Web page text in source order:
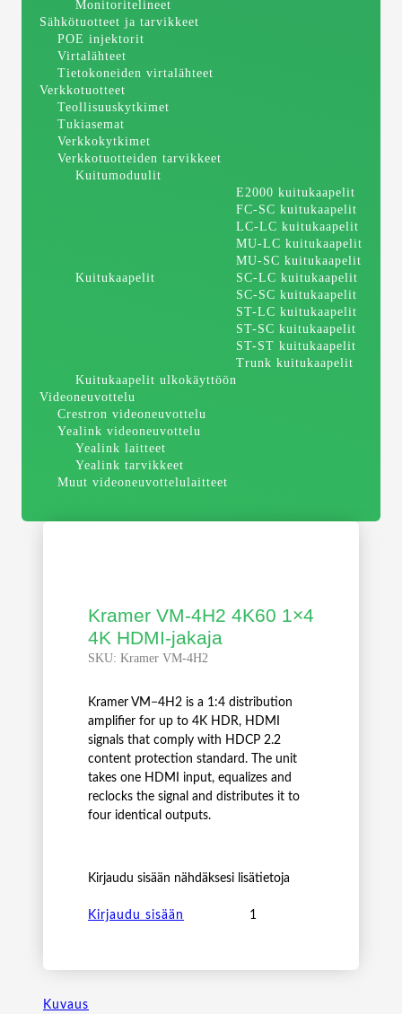
Monitoritelineet
Sähkötuotteet ja tarvikkeet
POE injektorit
Virtalähteet
Tietokoneiden virtalähteet
Verkkotuotteet
Teollisuuskytkimet
Tukiasemat
Verkkokytkimet
Verkkotuotteiden tarvikkeet
Kuitumoduulit
Kuitukaapelit
E2000 kuitukaapelit
FC-SC kuitukaapelit
LC-LC kuitukaapelit
MU-LC kuitukaapelit
MU-SC kuitukaapelit
SC-LC kuitukaapelit
SC-SC kuitukaapelit
ST-LC kuitukaapelit
ST-SC kuitukaapelit
ST-ST kuitukaapelit
Trunk kuitukaapelit
Kuitukaapelit ulkokäyttöön
Videoneuvottelu
Crestron videoneuvottelu
Yealink videoneuvottelu
Yealink laitteet
Yealink tarvikkeet
Muut videoneuvottelulaitteet
Kramer VM-4H2 4K60 1×4
4K HDMI-jakaja
SKU: Kramer VM-4H2
Kramer VM−4H2 is a 1:4 distribution
amplifier for up to 4K HDR, HDMI
signals that comply with HDCP 2.2
content protection standard. The unit
takes one HDMI input, equalizes and
reclocks the signal and distributes it to
four identical outputs.
Kirjaudu sisään nähdäksesi lisätietoja
m
Kirjaudu sisään
Kuvaus